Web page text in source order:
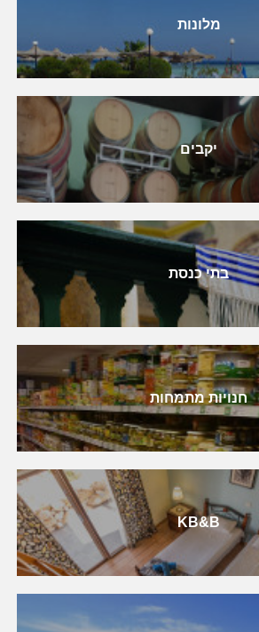
מלונות
יקבים
בתי כנסת
חנויות מתמחות
KB&B